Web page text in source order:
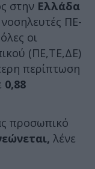
στην Ελλάδα
ΠΕ-
οι
(ΠΕ,ΤΕ,ΔΕ)
περίπτωση
0,88
προσωπικό
λένε